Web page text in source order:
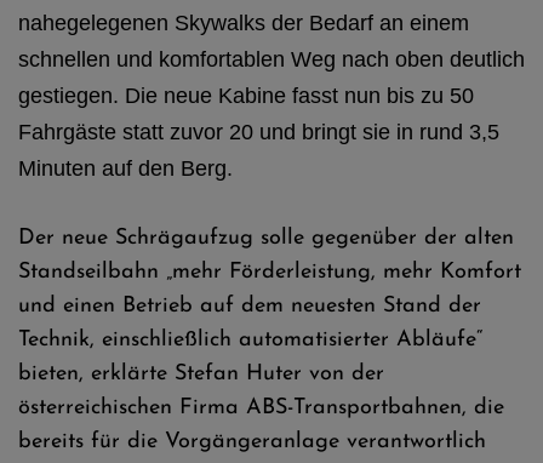
nahegelegenen Skywalks der Bedarf an einem
schnellen und komfortablen Weg nach oben deutlich
gestiegen. Die neue Kabine fasst nun bis zu 50
Fahrgäste statt zuvor 20 und bringt sie in rund 3,5
Minuten auf den Berg.
Der neue Schrägaufzug solle gegenüber der alten
Standseilbahn „mehr Förderleistung, mehr Komfort
und einen Betrieb auf dem neuesten Stand der
Technik, einschließlich automatisierter Abläufe“
bieten, erklärte Stefan Huter von der
österreichischen Firma ABS-Transportbahnen, die
bereits für die Vorgängeranlage verantwortlich